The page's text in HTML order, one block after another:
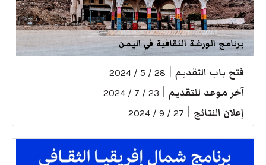
برنامج الورشة الثقافية في اليمن
فتح باب التقديم 28 / 5 / 2024
آخر موعد للتقديم 23 / 7 / 2024
إعلان النتائج 27 / 9 / 2024